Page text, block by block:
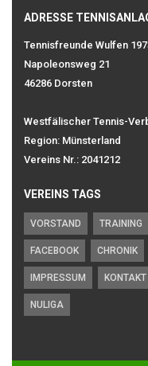
ADRESSE
Tennisfreunde Wulfen
Napoleonsweg 21
46286 Dorsten
Westfälischer Tennis-
Region: Münsterland
Vereins Nr.: 2041212
VEREINS TAGS
VORSTAND TRAINING
FACEBOOK CHRONIK
IMPRESSUM KONTAKT
NULIGA